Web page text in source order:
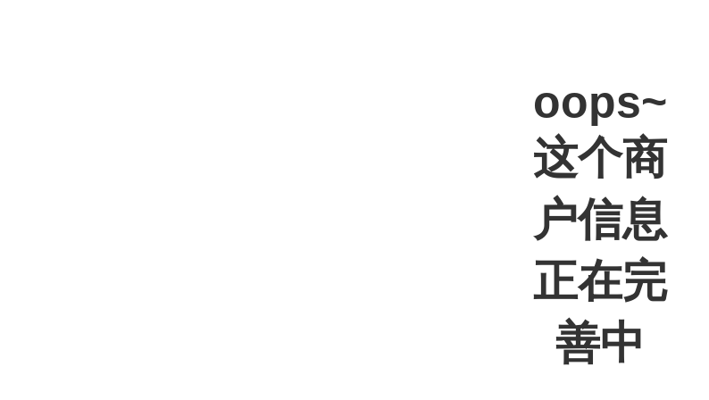
oops~
这个商
户信息
正在完
善中